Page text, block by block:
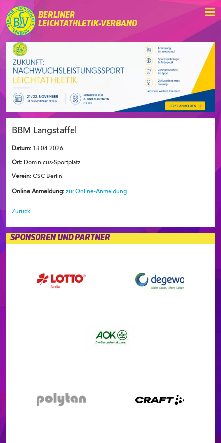
BERLINER
LEICHTATHLETIK-VERBAND
BBM Langstaffel
Datum: 18.04.2026
Ort: Dominicus-Sportplatz
Verein: OSC Berlin
Online Anmeldung: zur Online-Anmeldung
Zurück
SPONSOREN UND PARTNER